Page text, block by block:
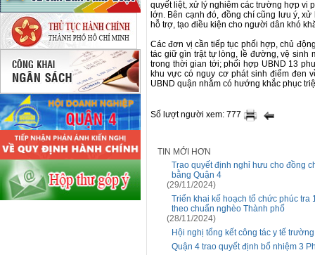
quyết liệt, xử lý nghiêm các trường hợp vi
lớn. Bên cạnh đó, đồng chí cũng lưu ý,
hỗ trợ, tạo điều kiện cho người dân khó
Các đơn vị cần tiếp tục phối hợp, chủ
tác giữ gìn trật tự lòng, lề đường, vệ sinh
trong thời gian tới; phối hợp UBND 13
khu vực có nguy cơ phát sinh điểm đen
UBND quận nhằm có hướng khắc phục
Số lượt người xem: 777
TIN MỚI HƠN
Trao quyết định nghỉ hưu cho đồng
bằng Quận 4
(29/11/2024)
Triển khai kế hoạch tổ chức phúc
theo chuẩn nghèo Thành phố
(28/11/2024)
Hội nghị tổng kết công tác y tế
Quận 4 trao quyết định bổ nhiệm 3